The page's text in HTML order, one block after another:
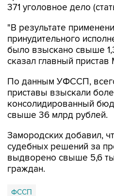
371 уголовное дело
"В результате
принудительного
было взыскано свыше
сказал главный
По данным УФССП,
приставы взыскали
консолидированный
свыше 36 млрд рублей.
Замородских добавил,
судебных решений за
выдворено свыше 5,6
граждан.
ФССП